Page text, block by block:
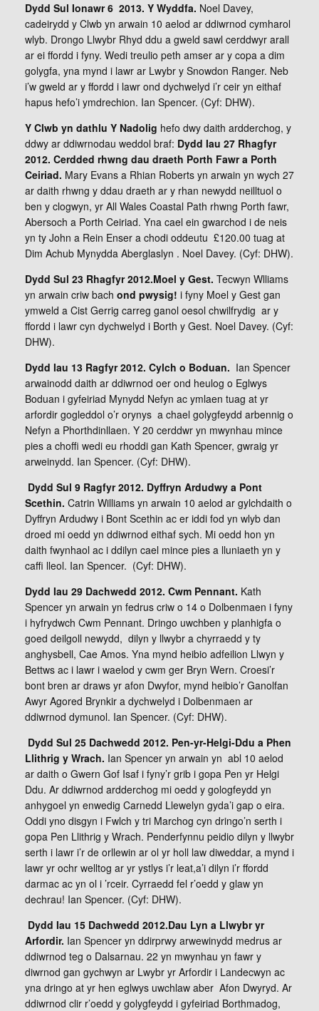
Dydd Sul Ionawr 6 2013. Y Wyddfa. Noel Davey,
cadeirydd y Clwb yn arwain 10 aelod ar ddiwrnod cymharol
wlyb. Drongo Llwybr Rhyd ddu a gweld sawl cerddwyr arall
ar ei ffordd i fyny. Wedi treulio peth amser ar y copa a dim
golygfa, yna mynd i lawr ar Lwybr y Snowdon Ranger. Neb
i’w gweld ar y ffordd i lawr ond dychwelyd i’r ceir yn eithaf
hapus hefo’i ymdrechion. Ian Spencer. (Cyf: DHW).
Y Clwb yn dathlu Y Nadolig hefo dwy daith ardderchog, y
ddwy ar ddiwrnodau weddol braf: Dydd Iau 27 Rhagfyr
2012. Cerdded rhwng dau draeth Porth Fawr a Porth
Ceiriad. Mary Evans a Rhian Roberts yn arwain yn wych 27
ar daith rhwng y ddau draeth ar y rhan newydd neilltuol o
ben y clogwyn, yr All Wales Coastal Path rhwng Porth fawr,
Abersoch a Porth Ceiriad. Yna cael ein gwarchod i de neis
yn ty John a Rein Enser a chodi oddeutu £120.00 tuag at
Dim Achub Mynydda Aberglaslyn . Noel Davey. (Cyf: DHW).
Dydd Sul 23 Rhagfyr 2012.Moel y Gest. Tecwyn Wlliams
yn arwain criw bach ond pwysig! i fyny Moel y Gest gan
ymweld a Cist Gerrig carreg ganol oesol chwilfrydig ar y
ffordd i lawr cyn dychwelyd i Borth y Gest. Noel Davey. (Cyf:
DHW).
Dydd Iau 13 Ragfyr 2012. Cylch o Boduan. Ian Spencer
arwainodd daith ar ddiwrnod oer ond heulog o Eglwys
Boduan i gyfeiriad Mynydd Nefyn ac ymlaen tuag at yr
arfordir gogleddol o’r orynys a chael golygfeydd arbennig o
Nefyn a Phorthdinllaen. Y 20 cerddwr yn mwynhau mince
pies a choffi wedi eu rhoddi gan Kath Spencer, gwraig yr
arweinydd. Ian Spencer. (Cyf: DHW).
Dydd Sul 9 Ragfyr 2012. Dyffryn Ardudwy a Pont
Scethin. Catrin Williams yn arwain 10 aelod ar gylchdaith o
Dyffryn Ardudwy i Bont Scethin ac er iddi fod yn wlyb dan
droed mi oedd yn ddiwrnod eithaf sych. Mi oedd hon yn
daith fwynhaol ac i ddilyn cael mince pies a lluniaeth yn y
caffi lleol. Ian Spencer. (Cyf: DHW).
Dydd Iau 29 Dachwedd 2012. Cwm Pennant. Kath
Spencer yn arwain yn fedrus criw o 14 o Dolbenmaen i fyny
i hyfrydwch Cwm Pennant. Dringo uwchben y planhigfa o
goed deilgoll newydd, dilyn y llwybr a chyrraedd y ty
anghysbell, Cae Amos. Yna mynd heibio adfeilion Llwyn y
Bettws ac i lawr i waelod y cwm ger Bryn Wern. Croesi’r
bont bren ar draws yr afon Dwyfor, mynd heibio’r Ganolfan
Awyr Agored Brynkir a dychwelyd i Dolbenmaen ar
ddiwrnod dymunol. Ian Spencer. (Cyf: DHW).
Dydd Sul 25 Dachwedd 2012. Pen-yr-Helgi-Ddu a Phen
Llithrig y Wrach. Ian Spencer yn arwain yn abl 10 aelod
ar daith o Gwern Gof Isaf i fyny’r grib i gopa Pen yr Helgi
Ddu. Ar ddiwrnod ardderchog mi oedd y gologfeydd yn
anhygoel yn enwedig Carnedd Llewelyn gyda’i gap o eira.
Oddi yno disgyn i Fwlch y tri Marchog cyn dringo’n serth i
gopa Pen Llithrig y Wrach. Penderfynnu peidio dilyn y llwybr
serth i lawr i’r de orllewin ar ol yr holl law diweddar, a mynd i
lawr yr ochr welltog ar yr ystlys i’r leat,a’i dilyn i’r ffordd
darmac ac yn ol i ’rceir. Cyrraedd fel r’oedd y glaw yn
dechrau! Ian Spencer. (Cyf: DHW).
Dydd Iau 15 Dachwedd 2012.Dau Lyn a Llwybr yr
Arfordir. Ian Spencer yn ddirprwy arwewinydd medrus ar
ddiwrnod teg o Dalsarnau. 22 yn mwynhau yn fawr y
diwrnod gan gychwyn ar Lwybr yr Arfordir i Landecwyn ac
yna dringo at yr hen eglwys uwchlaw aber Afon Dwyryd. Ar
ddiwrnod clir r’oedd y golygfeydd i gyfeiriad Borthmadog,